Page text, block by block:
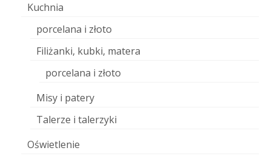
Kuchnia
porcelana i złoto
Filiżanki, kubki, matera
porcelana i złoto
Misy i patery
Talerze i talerzyki
Oświetlenie